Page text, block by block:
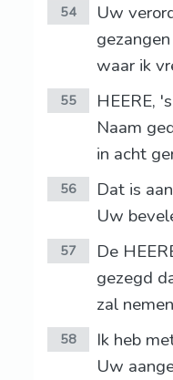
54
Uw
waar ik
55
HEERE,
Naam
in acht
56
Dat is
Uw
57
De
gezegd
zal
58
Ik heb
Uw